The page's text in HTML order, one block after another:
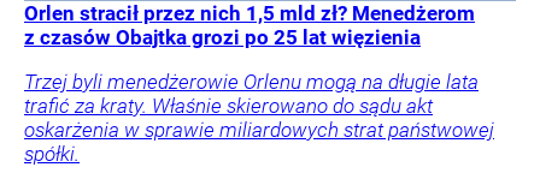
Orlen stracił przez nich 1,5 mld zł? Menedżerom
z czasów Obajtka grozi po 25 lat więzienia
Trzej byli menedżerowie Orlenu mogą na długie lata
trafić za kraty. Właśnie skierowano do sądu akt
oskarżenia w sprawie miliardowych strat państwowej
spółki.